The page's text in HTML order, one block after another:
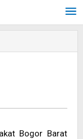
Bogor Barat